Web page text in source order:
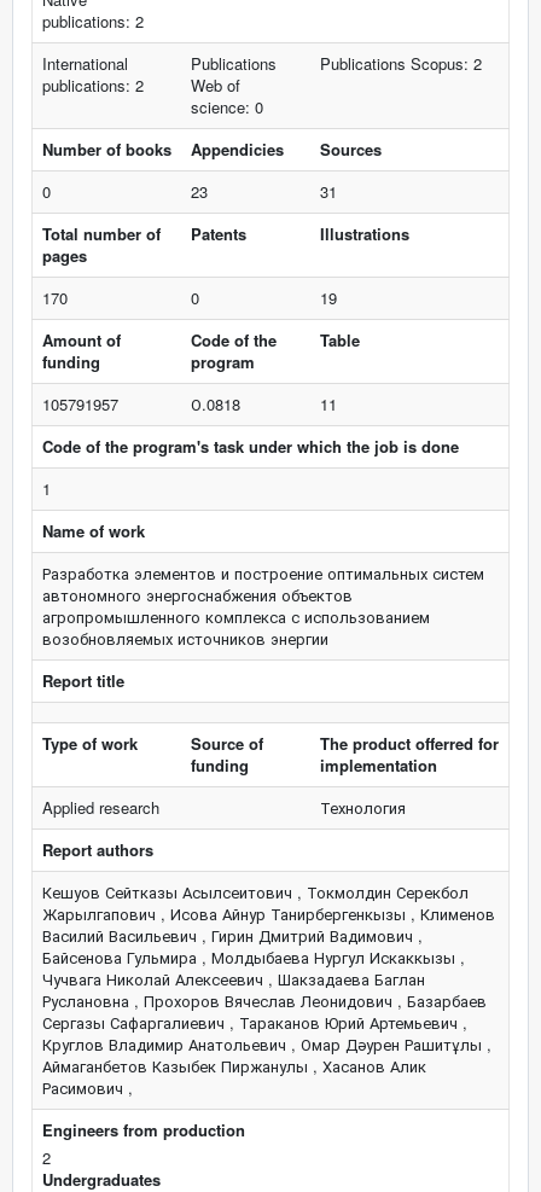
publications: 2
International
publications: 2
Publications
Web of
science: 0
Publications Scopus: 2
Number of books Appendicies
Sources
0
23
31
Total number of
pages
Patents Illustrations
170 0
19
Amount of
funding
Code of the
program
Table
105791957 О.0818
11
Code of the program's task under which the job is done
1
Name of work
Разработка элементов и построение оптимальных систем
автономного энергоснабжения объектов
агропромышленного комплекса с использованием
возобновляемых источников энергии
Report title
Type of work
Source of
funding
The product offerred for
implementation
Applied research
Технология
Report authors
Кешуов Сейтказы Асылсеитович , Токмолдин Серекбол
Жарылгапович , Исова Айнур Танирбергенкызы , Клименов
Василий Васильевич , Гирин Дмитрий Вадимович ,
Байсенова Гульмира , Молдыбаева Нургул Искаккызы ,
Чучвага Николай Алексеевич , Шакзадаева Баглан
Руслановна , Прохоров Вячеслав Леонидович , Базарбаев
Сергазы Сафаргалиевич , Тараканов Юрий Артемьевич ,
Круглов Владимир Анатольевич , Омар Дәурен Рашитұлы ,
Аймаганбетов Казыбек Пиржанулы , Хасанов Алик
Расимович ,
Engineers from production
2
Undergraduates